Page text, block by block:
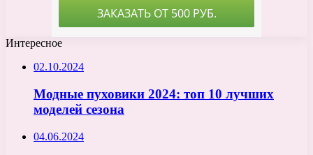
Интересное
02.10.2024
Модные пуховики 2024: топ 10 лучших
моделей сезона
04.06.2024